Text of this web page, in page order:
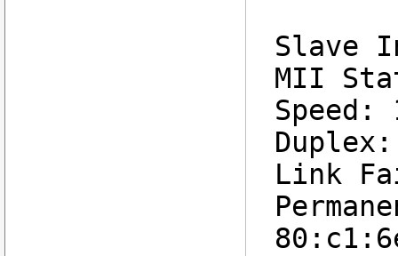
Slave
MII
Speed:
Link